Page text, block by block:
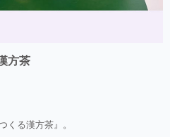
方茶
くる漢方茶』。